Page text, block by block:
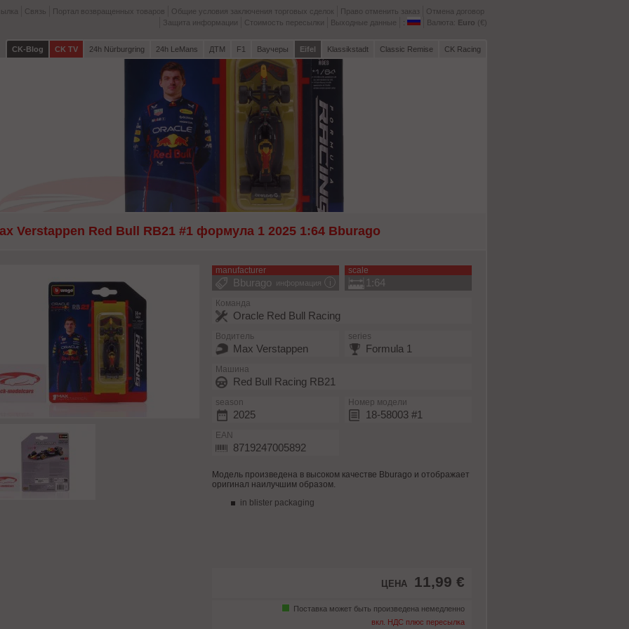
Связь Портал возвращенных товаров Общие условия заключения торговых сделок Право отменить заказ
Отмена договор
Защита информации
Стоимость пересылки Выходные данные : Валюта: Euro (€)
CK-Blog CK TV 24h Nürburgring 24h LeMans ДТМ F1 Ваучеры Eifel Klassikstadt Classic Remise CK Racing
Verstappen Red Bull RB21 #1 формула 1 2025 1:64 Bburago
manufacturer
информация
Bburago
scale
1:64
Команда
Oracle Red Bull Racing
Водитель
Max Verstappen
series
Formula 1
Машина
Red Bull Racing RB21
season
2025
Номер модели
18-58003 #1
EAN
8719247005892
Модель произведена в высоком качестве Bburago и отображает
оригинал наилучшим образом.
in blister packaging
ЦЕНА 11,99 €
Поставка может быть произведена немедленно
вкл. НДС плюс пересылка